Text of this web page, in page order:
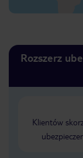
Rozszerz
Klientów